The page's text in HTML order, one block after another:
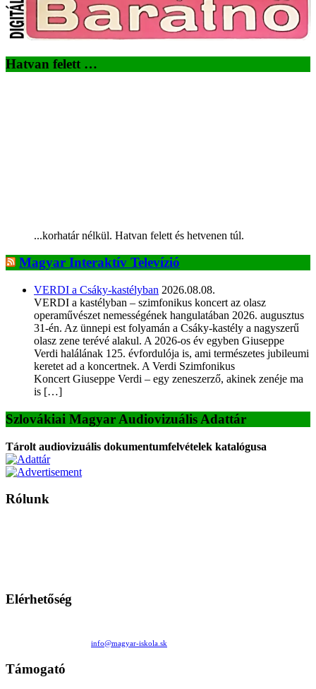
Hatvan felett …
...korhatár nélkül. Hatvan felett és hetvenen túl.
Magyar Interaktív Televízió
VERDI a Csáky-kastélyban 2026.08.08.
VERDI a kastélyban – szimfonikus koncert az olasz
operaművészet nemességének hangulatában 2026. augusztus
31-én. Az ünnepi est folyamán a Csáky-kastély a nagyszerű
olasz zene terévé alakul. A 2026-os év egyben Giuseppe
Verdi halálának 125. évfordulója is, ami természetes jubileumi
keretet ad a koncertnek. A Verdi Szimfonikus
Koncert Giuseppe Verdi – egy zeneszerző, akinek zenéje ma
is […]
Szlovákiai Magyar Audiovizuális Adattár
Tárolt audiovizuális dokumentumfelvételek katalógusa
Rólunk
Elérhetőség
info@magyar-iskola.sk
Támogató